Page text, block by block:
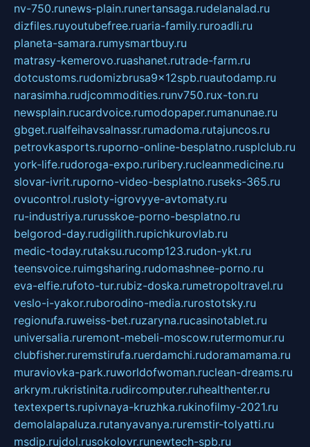
nv-750.runews-plain.runertansaga.rudelanalad.ru
dizfiles.ruyoutubefree.ruaria-family.ruroadli.ru
planeta-samara.rumysmartbuy.ru
matrasy-kemerovo.ruashanet.rutrade-farm.ru
dotcustoms.rudomizbrusa9x12spb.ruautodamp.ru
narasimha.rudjcommodities.runv750.rux-ton.ru
newsplain.rucardvoice.rumodopaper.rumanunae.ru
gbget.rualfeihavsalnassr.rumadoma.rutajuncos.ru
petrovkasports.ruporno-online-besplatno.rusplclub.ru
york-life.rudoroga-expo.ruribery.rucleanmedicine.ru
slovar-ivrit.ruporno-video-besplatno.ruseks-365.ru
ovucontrol.rusloty-igrovyye-avtomaty.ru
ru-industriya.rurusskoe-porno-besplatno.ru
belgorod-day.rudigilith.rupichkurovlab.ru
medic-today.rutaksu.rucomp123.rudon-ykt.ru
teensvoice.ruimgsharing.rudomashnee-porno.ru
eva-elfie.rufoto-tur.rubiz-doska.rumetropoltravel.ru
veslo-i-yakor.ruborodino-media.rurostotsky.ru
regionufa.ruweiss-bet.ruzaryna.rucasinotablet.ru
universalia.ruremont-mebeli-moscow.rutermomur.ru
clubfisher.ruremstirufa.ruerdamchi.rudoramamama.ru
muraviovka-park.ruworldofwoman.ruclean-dreams.ru
arkrym.rukristinita.rudircomputer.ruhealthenter.ru
textexperts.rupivnaya-kruzhka.rukinofilmy-2021.ru
demolalapaluza.rutanyavanya.ruremstir-tolyatti.ru
msdip.rujdol.rusokolovr.runewtech-spb.ru